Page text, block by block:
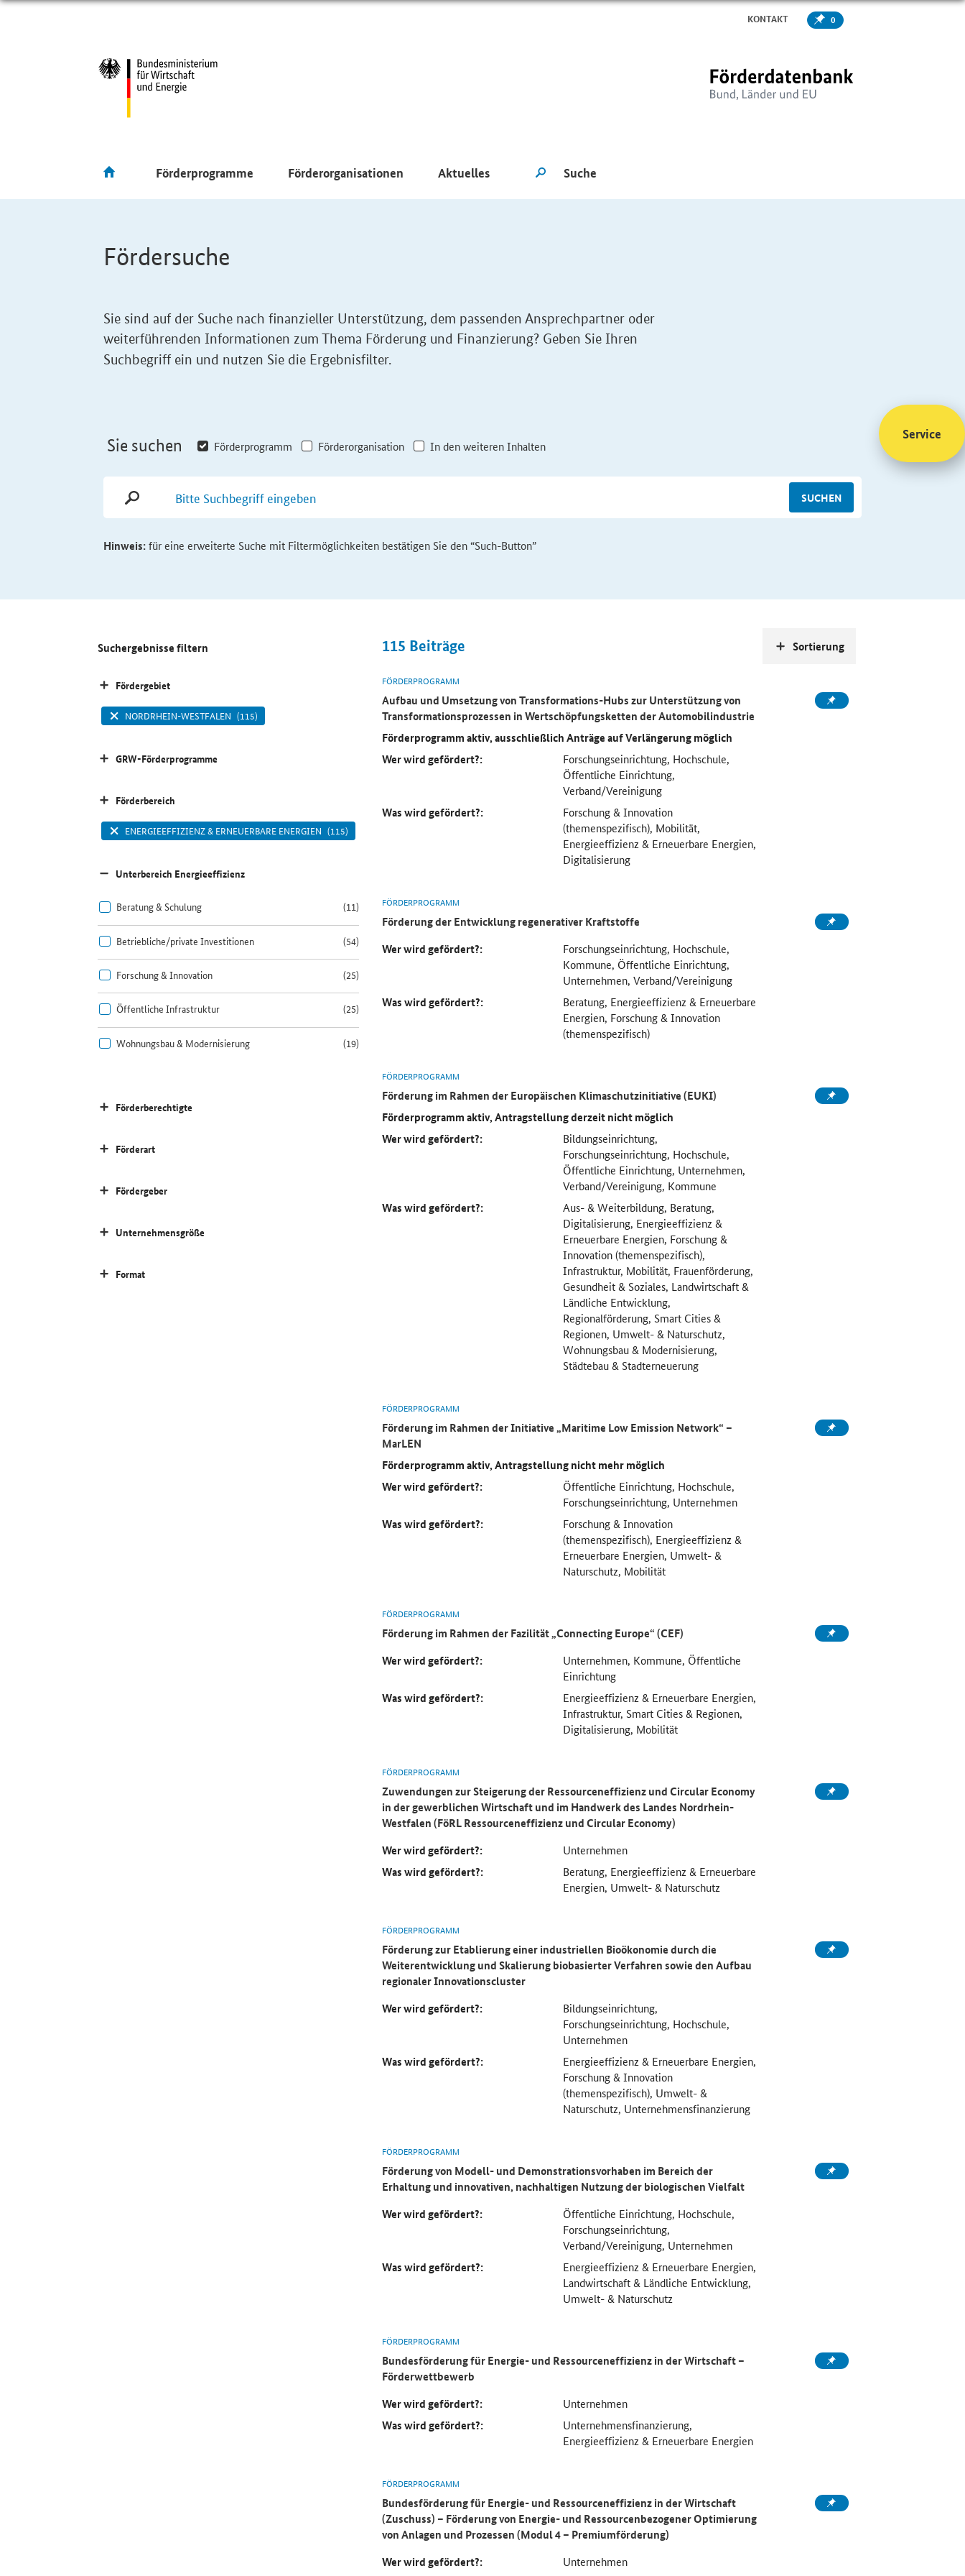
KONTAKT 0
Förderprogramme Förderorganisationen Aktuelles
Fördersuche
Sie sind auf der Suche nach finanzieller Unterstützung, dem passenden Ansprechpartner oder
weiterführenden Informationen zum Thema Förderung und Finanzierung? Geben Sie Ihren
Suchbegriff ein und nutzen Sie die Ergebnisfilter.
Sie suchen Förderprogramm Förderorganisation In den weiteren Inhalten
SUCHEN
Hinweis:für eine erweiterte Suche mit Filtermöglichkeiten bestätigen Sie den “Such-Button”
115 Beiträge
FÖRDERPROGRAMM
Aufbau und Umsetzung von Transformations-Hubszur Unterstützung von
Transformationsprozessen in Wertschöpfungsketten der Automobilindustrie
Förderprogramm aktiv, ausschließlich Anträge auf Verlängerung möglich
Wer wird gefördert?:
Forschungseinrichtung, Hochschule,
Öffentliche Einrichtung,
Verband/Vereinigung
Was wird gefördert?:
Forschung & Innovation
(themenspezifisch), Mobilität,
Energieeffizienz & Erneuerbare Energien,
Digitalisierung
FÖRDERPROGRAMM
Förderung der Entwicklung regenerativer Kraftstoffe
Wer wird gefördert?:
Forschungseinrichtung, Hochschule,
Kommune, Öffentliche Einrichtung,
Unternehmen, Verband/Vereinigung
Was wird gefördert?:
Beratung, Energieeffizienz & Erneuerbare
Energien, Forschung & Innovation
(themenspezifisch)
FÖRDERPROGRAMM
Förderung im Rahmen derEuropäischen Klimaschutzinitiative (EUKI)
Förderprogramm aktiv, Antragstellung derzeit nicht möglich
Wer wird gefördert?:
Bildungseinrichtung,
Forschungseinrichtung, Hochschule,
Öffentliche Einrichtung, Unternehmen,
Verband/Vereinigung, Kommune
Was wird gefördert?:
Aus- & Weiterbildung, Beratung,
Digitalisierung, Energieeffizienz &
Erneuerbare Energien, Forschung &
Innovation (themenspezifisch),
Infrastruktur, Mobilität, Frauenförderung,
Gesundheit & Soziales, Landwirtschaft &
Ländliche Entwicklung,
Regionalförderung, Smart Cities &
Regionen, Umwelt- & Naturschutz,
Wohnungsbau & Modernisierung,
Städtebau & Stadterneuerung
FÖRDERPROGRAMM
Förderung im Rahmen der Initiative „Maritime Low Emission Network“ –
MarLEN
Förderprogramm aktiv, Antragstellung nicht mehr möglich
Wer wird gefördert?:
Öffentliche Einrichtung, Hochschule,
Forschungseinrichtung, Unternehmen
Was wird gefördert?:
Forschung & Innovation
(themenspezifisch), Energieeffizienz &
Erneuerbare Energien, Umwelt- &
Naturschutz, Mobilität
FÖRDERPROGRAMM
Förderung im Rahmen der Fazilität „Connecting Europe“ (CEF)
Wer wird gefördert?:
Unternehmen, Kommune, Öffentliche
Einrichtung
Was wird gefördert?:
Energieeffizienz & Erneuerbare Energien,
Infrastruktur, Smart Cities & Regionen,
Digitalisierung, Mobilität
FÖRDERPROGRAMM
Zuwendungen zur Steigerung der Ressourceneffizienz und Circular Economy
in der gewerblichen Wirtschaft und im Handwerk des Landes Nordrhein-
Westfalen (FöRL Ressourceneffizienz und Circular Economy)
Wer wird gefördert?:
Unternehmen
Was wird gefördert?:
Beratung, Energieeffizienz & Erneuerbare
Energien, Umwelt- & Naturschutz
FÖRDERPROGRAMM
Förderung zur Etablierung einer industriellen Bioökonomie durch die
Weiterentwicklung und Skalierung biobasierter Verfahren sowie den Aufbau
regionaler Innovationscluster
Wer wird gefördert?:
Bildungseinrichtung,
Forschungseinrichtung, Hochschule,
Unternehmen
Was wird gefördert?:
Energieeffizienz & Erneuerbare Energien,
Forschung & Innovation
(themenspezifisch), Umwelt- &
Naturschutz, Unternehmensfinanzierung
FÖRDERPROGRAMM
Förderung von Modell- und Demonstrationsvorhaben im Bereich der
Erhaltung und innovativen, nachhaltigen Nutzung der biologischen Vielfalt
Wer wird gefördert?:
Öffentliche Einrichtung, Hochschule,
Forschungseinrichtung,
Verband/Vereinigung, Unternehmen
Was wird gefördert?:
Energieeffizienz & Erneuerbare Energien,
Landwirtschaft & Ländliche Entwicklung,
Umwelt- & Naturschutz
FÖRDERPROGRAMM
Bundesförderung fürEnergie- und Ressourceneffizienzin der Wirtschaft –
Förderwettbewerb
Wer wird gefördert?:
Unternehmen
Was wird gefördert?:
Unternehmensfinanzierung,
Energieeffizienz & Erneuerbare Energien
FÖRDERPROGRAMM
Bundesförderung für Energie- und Ressourceneffizienz in der Wirtschaft
(Zuschuss) – Förderung von Energie- und Ressourcenbezogener Optimierung
von Anlagen und Prozessen (Modul 4 – Premiumförderung)
Wer wird gefördert?:
Unternehmen
Sortierung
Suchergebnisse filtern
Fördergebiet
NORDRHEIN-WESTFALEN (115)
GRW-Förderprogramme
Förderbereich
ENERGIEEFFIZIENZ & ERNEUERBARE ENERGIEN (115)
Unterbereich Energieeffizienz
Beratung & Schulung (11)
Betriebliche/private Investitionen (54)
Forschung & Innovation (25)
Öffentliche Infrastruktur (25)
Wohnungsbau & Modernisierung (19)
Förderberechtigte
Förderart
Fördergeber
Unternehmensgröße
Format
Service